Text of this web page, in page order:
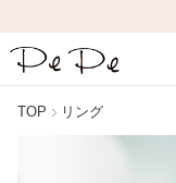
TOP リング